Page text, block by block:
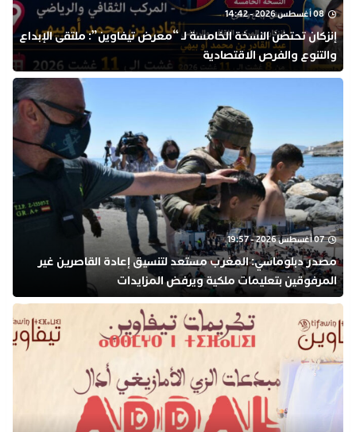
08 أغسطس 2026 - 14:42
إنزكان تحتضن النسخة الخامسة لـ “معرض تيفاوين”: ملتقى الإبداع
والتنوع والفرص الاقتصادية
07 أغسطس 2026 - 19:57
مصدر دبلوماسي: المغرب مستعد لتنسيق إعادة القاصرين غير
المرفوقين بتعليمات ملكية ويرفض المزايدات